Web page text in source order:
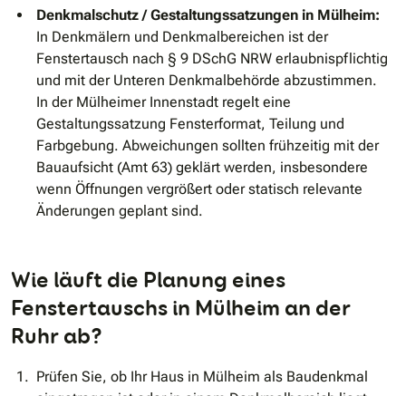
Denkmalschutz / Gestaltungssatzungen in Mülheim:
In Denkmälern und Denkmalbereichen ist der
Fenstertausch nach § 9 DSchG NRW erlaubnispflichtig
und mit der Unteren Denkmalbehörde abzustimmen.
In der Mülheimer Innenstadt regelt eine
Gestaltungssatzung Fensterformat, Teilung und
Farbgebung. Abweichungen sollten frühzeitig mit der
Bauaufsicht (Amt 63) geklärt werden, insbesondere
wenn Öffnungen vergrößert oder statisch relevante
Änderungen geplant sind.
Wie läuft die Planung eines
Fenstertauschs in Mülheim an der
Ruhr ab?
Prüfen Sie, ob Ihr Haus in Mülheim als Baudenkmal